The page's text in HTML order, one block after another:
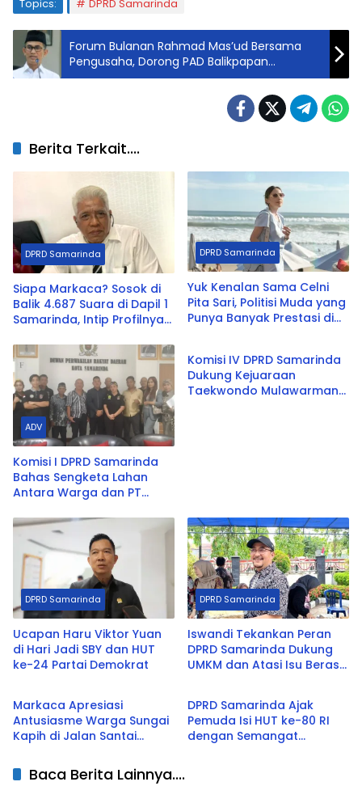
Topics: DPRD Samarinda
Forum Bulanan Rahmad Mas’ud Bersama
Pengusaha, Dorong PAD Balikpapan
Meningkat
Berita Terkait....
DPRD Samarinda
Siapa Markaca? Sosok di
Balik 4.687 Suara di Dapil 1
Samarinda, Intip Profilnya
DPRD Samarinda
Yuk Kenalan Sama Celni
Pita Sari, Politisi Muda yang
Punya Banyak Prestasi di
ADV
Komisi I DPRD Samarinda
Bahas Sengketa Lahan
Antara Warga dan PT
ADV
Komisi IV DPRD Samarinda
Dukung Kejuaraan
Taekwondo Mulawarman
DPRD Samarinda
Ucapan Haru Viktor Yuan
di Hari Jadi SBY dan HUT
ke-24 Partai Demokrat
DPRD Samarinda
Iswandi Tekankan Peran
DPRD Samarinda Dukung
UMKM dan Atasi Isu Beras
DPRD Samarinda
Markaca Apresiasi
Antusiasme Warga Sungai
Kapih di Jalan Santai
ADV
DPRD Samarinda Ajak
Pemuda Isi HUT ke-80 RI
dengan Semangat
Baca Berita Lainnya....